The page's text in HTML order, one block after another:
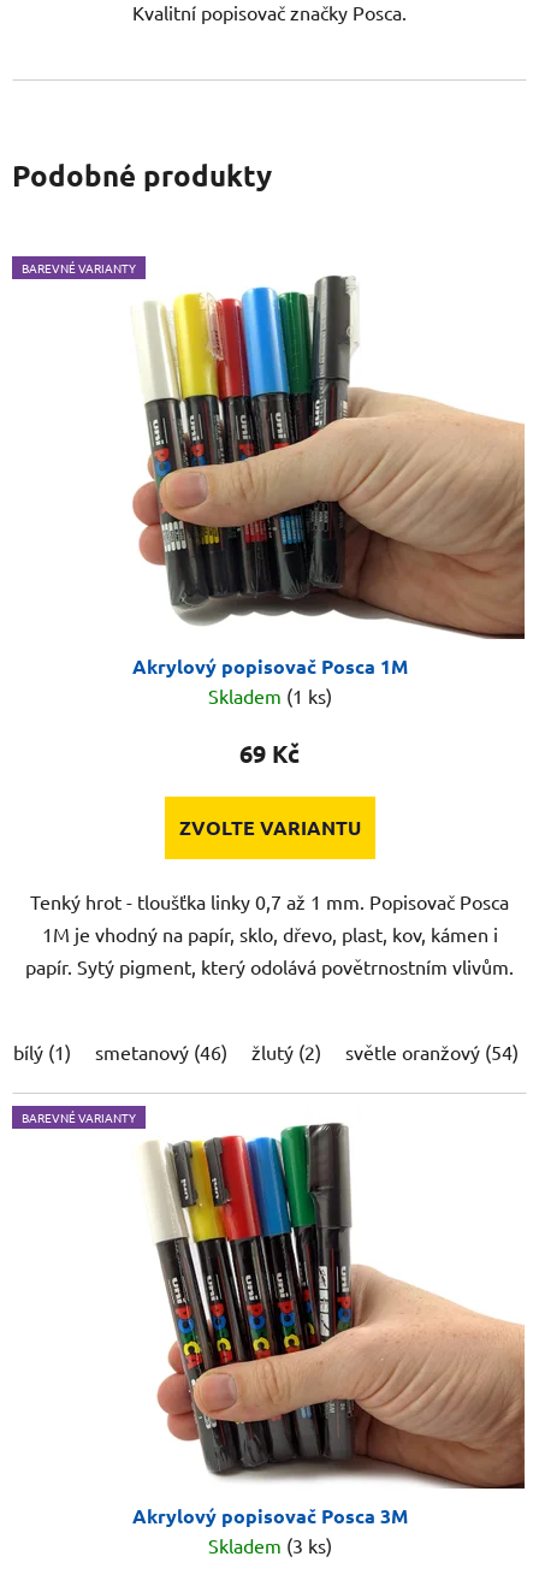
Kvalitní popisovač značky Posca.
Podobné produkty
BAREVNÉ VARIANTY
Akrylový popisovač Posca 1M
Skladem (1 ks)
69 Kč
ZVOLTE VARIANTU
Tenký hrot - tloušťka linky 0,7 až 1 mm. Popisovač Posca
1M je vhodný na papír, sklo, dřevo, plast, kov, kámen i
papír. Sytý pigment, který odolává povětrnostním vlivům.
bílý (1) smetanový (46) žlutý (2) světle oranžový (54)
BAREVNÉ VARIANTY
Akrylový popisovač Posca 3M
Skladem (3 ks)